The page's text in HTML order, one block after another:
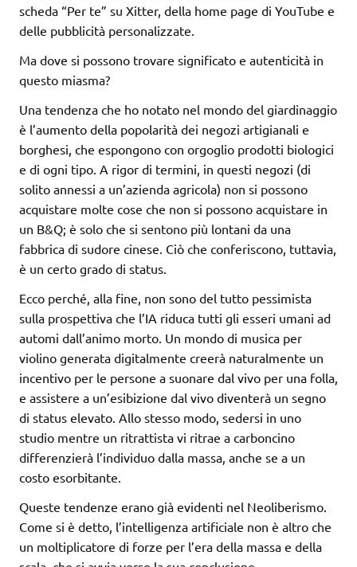
scheda “Per te” su Xitter, della home page di YouTube e
delle pubblicità personalizzate.
Ma dove si possono trovare significato e autenticità in
questo miasma?
Una tendenza che ho notato nel mondo del giardinaggio
è l’aumento della popolarità dei negozi artigianali e
borghesi, che espongono con orgoglio prodotti biologici
e di ogni tipo. A rigor di termini, in questi negozi (di
solito annessi a un’azienda agricola) non si possono
acquistare molte cose che non si possono acquistare in
un B&Q; è solo che si sentono più lontani da una
fabbrica di sudore cinese. Ciò che conferiscono, tuttavia,
è un certo grado di status.
Ecco perché, alla fine, non sono del tutto pessimista
sulla prospettiva che l’IA riduca tutti gli esseri umani ad
automi dall’animo morto. Un mondo di musica per
violino generata digitalmente creerà naturalmente un
incentivo per le persone a suonare dal vivo per una folla,
e assistere a un’esibizione dal vivo diventerà un segno
di status elevato. Allo stesso modo, sedersi in uno
studio mentre un ritrattista vi ritrae a carboncino
differenzierà l’individuo dalla massa, anche se a un
costo esorbitante.
Queste tendenze erano già evidenti nel Neoliberismo.
Come si è detto, l’intelligenza artificiale non è altro che
un moltiplicatore di forze per l’era della massa e della